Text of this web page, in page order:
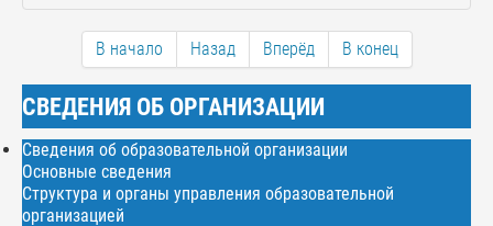
В начало Назад Вперёд В конец
СВЕДЕНИЯ ОБ ОРГАНИЗАЦИИ
Сведения об образовательной организации
Основные сведения
Структура и органы управления образовательной
организацией